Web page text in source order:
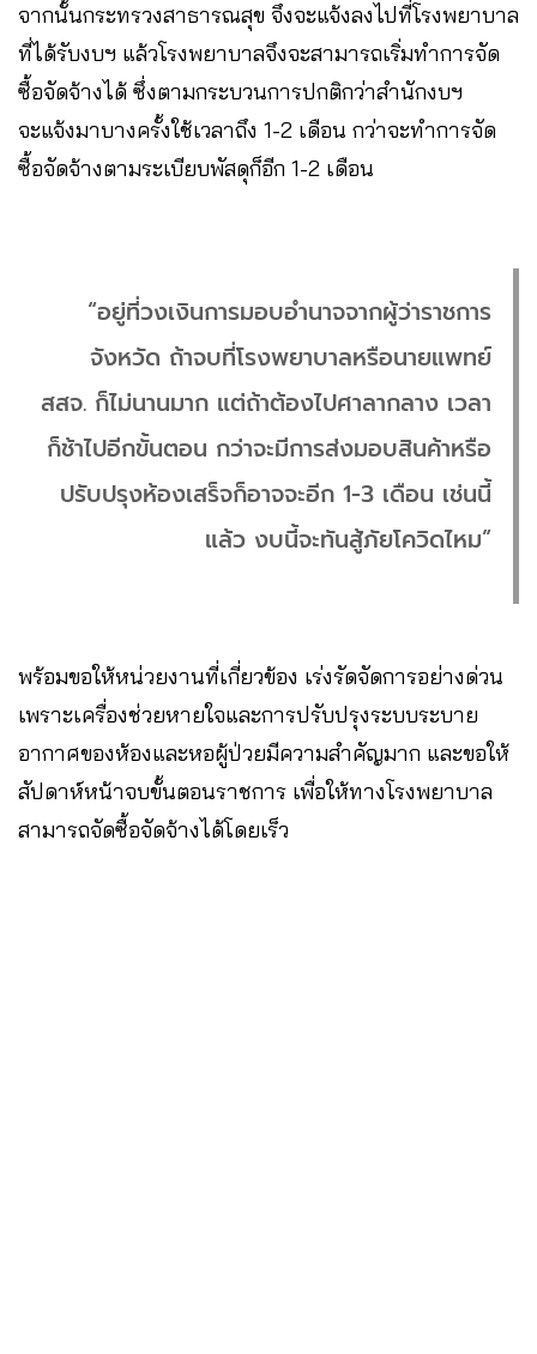
จากนั้นกระทรวงสาธารณสุข จึงจะแจ้งลงไปที่โรงพยาบาล
ที่ได้รับงบฯ แล้วโรงพยาบาลจึงจะสามารถเริ่มทำการจัด
ซื้อจัดจ้างได้ ซึ่งตามกระบวนการปกติกว่าสำนักงบฯ
จะแจ้งมาบางครั้งใช้เวลาถึง 1-2 เดือน กว่าจะทำการจัด
ซื้อจัดจ้างตามระเบียบพัสดุก็อีก 1-2 เดือน
“อยู่ที่วงเงินการมอบอำนาจจากผู้ว่าราชการ
จังหวัด ถ้าจบที่โรงพยาบาลหรือนายแพทย์
สสจ. ก็ไม่นานมาก แต่ถ้าต้องไปศาลากลาง เวลา
ก็ช้าไปอีกขั้นตอน กว่าจะมีการส่งมอบสินค้าหรือ
ปรับปรุงห้องเสร็จก็อาจจะอีก 1-3 เดือน เช่นนี้
แล้ว งบนี้จะทันสู้ภัยโควิดไหม”
พร้อมขอให้หน่วยงานที่เกี่ยวข้อง เร่งรัดจัดการอย่างด่วน
เพราะเครื่องช่วยหายใจและการปรับปรุงระบบระบาย
อากาศของห้องและหอผู้ป่วยมีความสำคัญมาก และขอให้
สัปดาห์หน้าจบขั้นตอนราชการ เพื่อให้ทางโรงพยาบาล
สามารถจัดซื้อจัดจ้างได้โดยเร็ว